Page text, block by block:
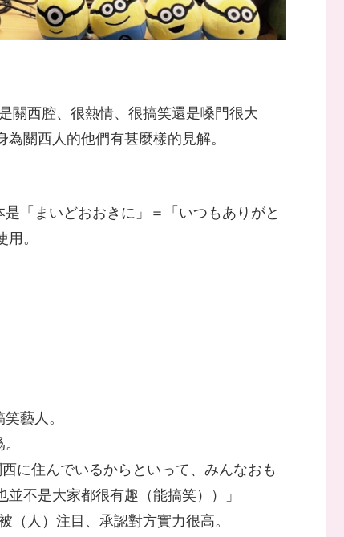
關西腔、很熱情、很搞笑還是嗓門很大
關西人的他們有甚麼樣的見解。
「まいどおおきに」＝「いつもありがと
。
藝人。
に住んでいるからといって、みんなおも
不是大家都很有趣（能搞笑））」
（人）注目、承認對方實力很高。